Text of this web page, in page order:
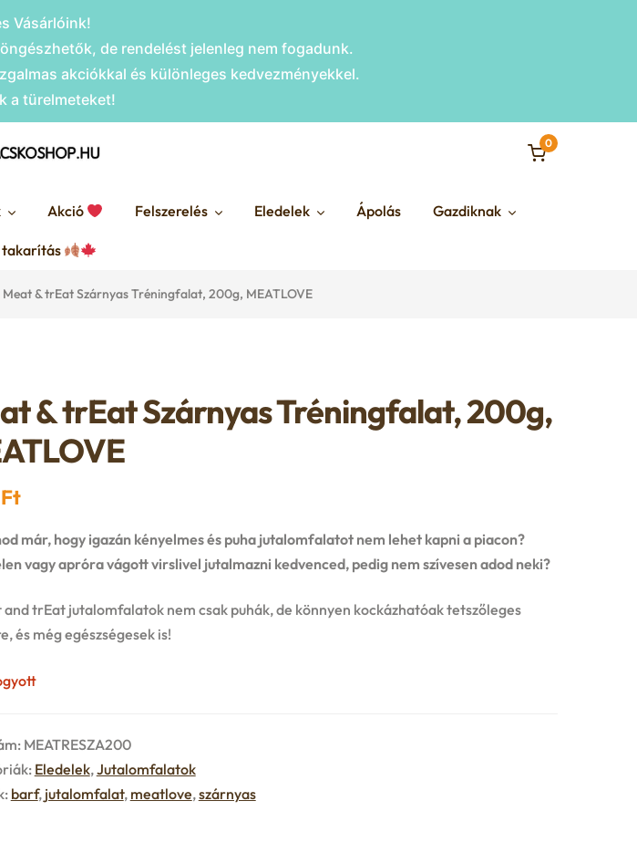
Vásárlóink!
de rendelést jelenleg nem fogadunk.
akciókkal és különleges kedvezményekkel.
a türelmeteket!
0
Akció Felszerelés Eledelek Ápolás Gazdiknak
takarítás
Meat & trEat Szárnyas Tréningfalat, 200g, MEATLOVE
& trEat Szárnyas Tréningfalat, 200g,
Ft
már, hogy igazán kényelmes és puha jutalomfalatot nem lehet kapni a piacon?
vagy apróra vágott virslivel jutalmazni kedvenced, pedig nem szívesen adod neki?
and trEat jutalomfalatok nem csak puhák, de könnyen kockázhatóak tetszőleges
és még egészségesek is!
MEATRESZA200
Eledelek,Jutalomfalatok
barf, jutalomfalat, meatlove,szárnyas